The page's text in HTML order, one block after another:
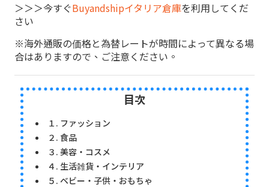
＞＞＞今すぐBuyandshipイタリア倉庫を利用してくだ
さい
※海外通販の価格と為替レートが時間によって異なる場
合はありますので、ご注意ください。
目次
１. ファッション
２. 食品
３. 美容・コスメ
４. 生活雑貨・インテリア
５. ベビー・子供・おもちゃ